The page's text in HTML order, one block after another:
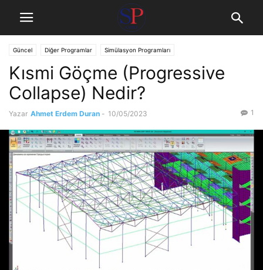
Güncel Diğer Programlar Simülasyon Programları
Statik Hesap Programları
Kısmi Göçme (Progressive
Collapse) Nedir?
Yazar Ahmet Erdem Duran - 10/05/2023 1